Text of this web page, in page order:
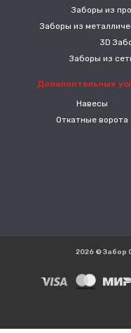
Заборы из
Заборы из
3D
Заборы из
Дополнительные
Навесы
Откатные ворота
2026 © Забор